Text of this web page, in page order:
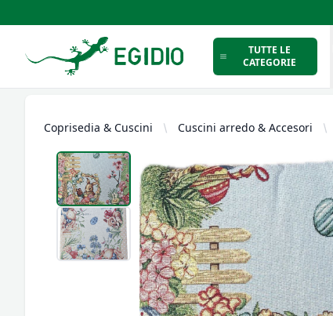
Intimo Egidio
TUTTE LE
CATEGORIE
Coprisedia & Cuscini Cuscini arredo & Accesori